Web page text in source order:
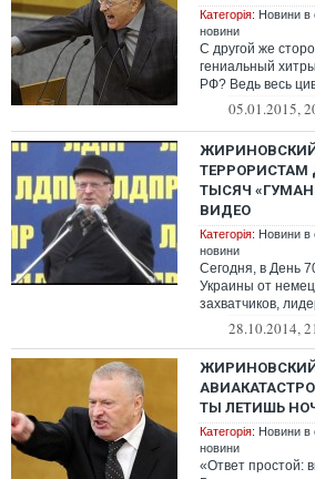
Категорія: Новини в
новини
С другой же
гениальный
РФ? Ведь весь
вводил санкции
05.01.2015,
ТЕРРОРИСТАМ
ТЫСЯЧ
ВИДЕО
Категорія: Новини в
новини
Сегодня, в День
Украины от
захватчиков,
Жириновский
транспорт для...
28.10.2014,
ТЫ ЛЕТИШЬ
Категорія: Новини в
новини
«Ответ простой: